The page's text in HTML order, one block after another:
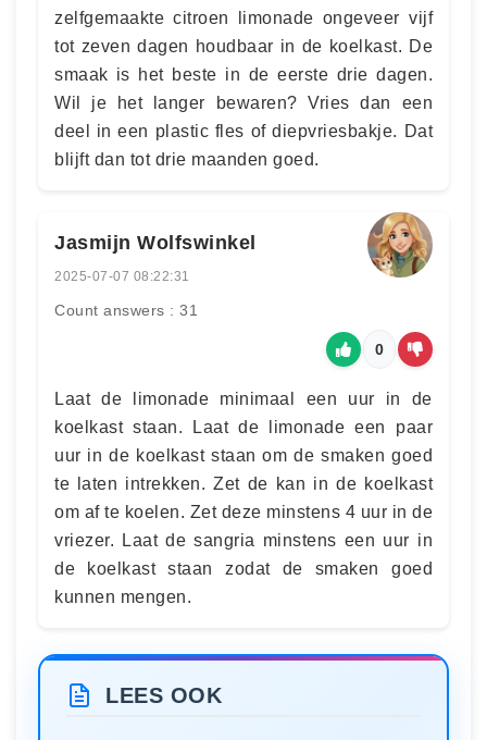
zelfgemaakte citroen limonade ongeveer vijf
tot zeven dagen houdbaar in de koelkast. De
smaak is het beste in de eerste drie dagen.
Wil je het langer bewaren? Vries dan een
deel in een plastic fles of diepvriesbakje. Dat
blijft dan tot drie maanden goed.
Jasmijn Wolfswinkel
2025-07-07 08:22:31
Count answers : 31
0
Laat de limonade minimaal een uur in de
koelkast staan. Laat de limonade een paar
uur in de koelkast staan om de smaken goed
te laten intrekken. Zet de kan in de koelkast
om af te koelen. Zet deze minstens 4 uur in de
vriezer. Laat de sangria minstens een uur in
de koelkast staan zodat de smaken goed
kunnen mengen.
LEES OOK